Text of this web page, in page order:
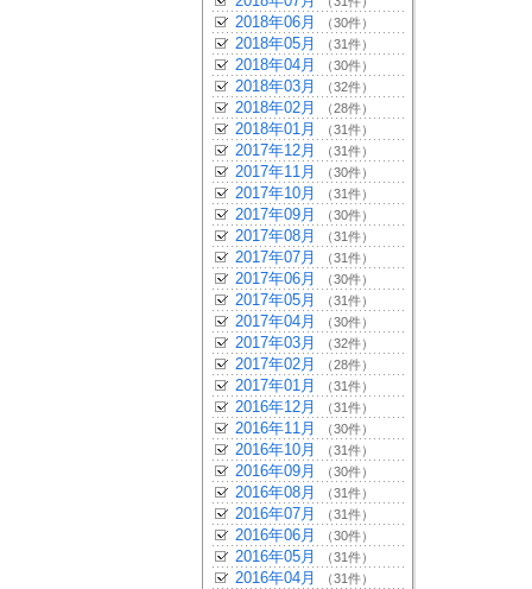
2018年06月 （30件）
2018年05月 （31件）
2018年04月 （30件）
2018年03月 （32件）
2018年02月 （28件）
2018年01月 （31件）
2017年12月 （31件）
2017年11月 （30件）
2017年10月 （31件）
2017年09月 （30件）
2017年08月 （31件）
2017年07月 （31件）
2017年06月 （30件）
2017年05月 （31件）
2017年04月 （30件）
2017年03月 （32件）
2017年02月 （28件）
2017年01月 （31件）
2016年12月 （31件）
2016年11月 （30件）
2016年10月 （31件）
2016年09月 （30件）
2016年08月 （31件）
2016年07月 （31件）
2016年06月 （30件）
2016年05月 （31件）
2016年04月 （31件）